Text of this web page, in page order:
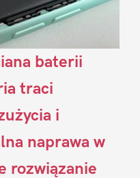
baterii
traci
i
naprawa w
rozwiązanie